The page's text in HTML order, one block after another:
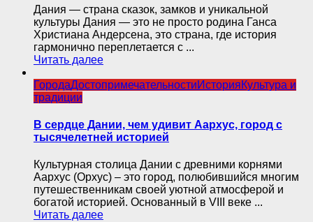
Дания — страна сказок, замков и уникальной
культуры Дания — это не просто родина Ганса
Христиана Андерсена, это страна, где история
гармонично переплетается с ...
Читать далее
ГородаДостопримечательностиИсторияКультура и
традиции
В сердце Дании, чем удивит Аархус, город с
тысячелетней историей
Культурная столица Дании с древними корнями
Аархус (Орхус) – это город, полюбившийся многим
путешественникам своей уютной атмосферой и
богатой историей. Основанный в VIII веке ...
Читать далее